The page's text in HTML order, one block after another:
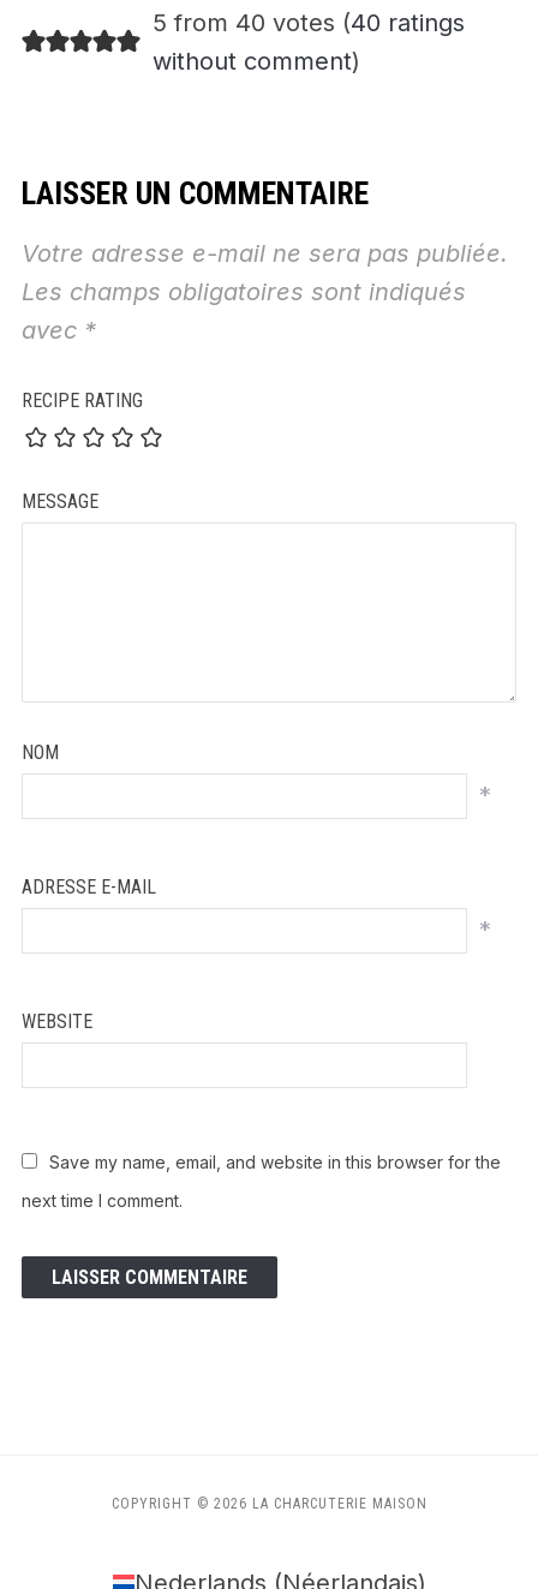
5 from 40 votes (40 ratings
without comment)
LAISSER UN COMMENTAIRE
Votre adresse e-mail ne sera pas publiée.
Les champs obligatoires sont indiqués
avec *
RECIPE RATING
MESSAGE
NOM
*
ADRESSE E-MAIL
*
WEBSITE
Save my name, email, and website in this browser for the
next time I comment.
COPYRIGHT © 2026 LA CHARCUTERIE MAISON
Nederlands (Néerlandais)